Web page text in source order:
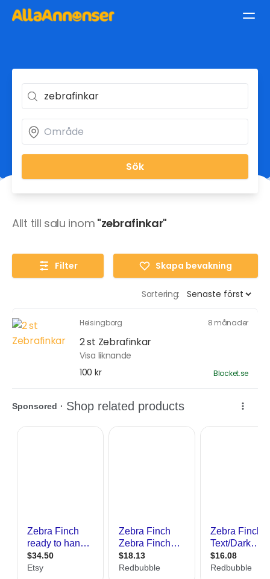
Sök
Allt till salu inom "zebrafinkar"
Filter Skapa bevakning
Sortering:
Helsingborg 8 månader
2 st Zebrafinkar
Visa liknande
100 kr
Blocket.se